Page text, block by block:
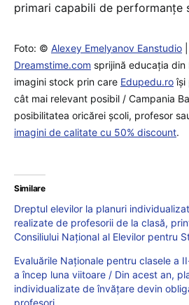
primari capabili de performanţe
Foto: © Alexey Emelyanov Eanstudio
Dreamstime.com sprijină educaţia
imagini stock prin care Edupedu.roîşi
cât mai relevant posibil / Campania
posibilitatea oricărei școli, profesor
imagini de calitate cu 50% discount.
Similare
Dreptul elevilor la planuri
realizate de profesorii de la clasă,
Consiliului Național al Elevilor pentru
Evaluările Naționale pentru clasele a
a încep luna viitoare / Din acest an,
individualizate de învățare devin